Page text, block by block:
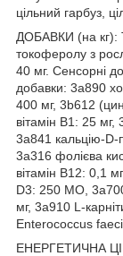
цільний гарбуз,
ДОБАВКИ (на кг):
токоферолу з
40 мг. Сенсорні
добавки: 3a890
400 мг, 3b612
вітамін В1: 25 мг,
3a841 кальцію-D-
3a316 фолієва
вітамін В12: 0,1
D3: 250 МО,
мг, 3a910 L-
Enterococcus
ЕНЕРГЕТИЧНА